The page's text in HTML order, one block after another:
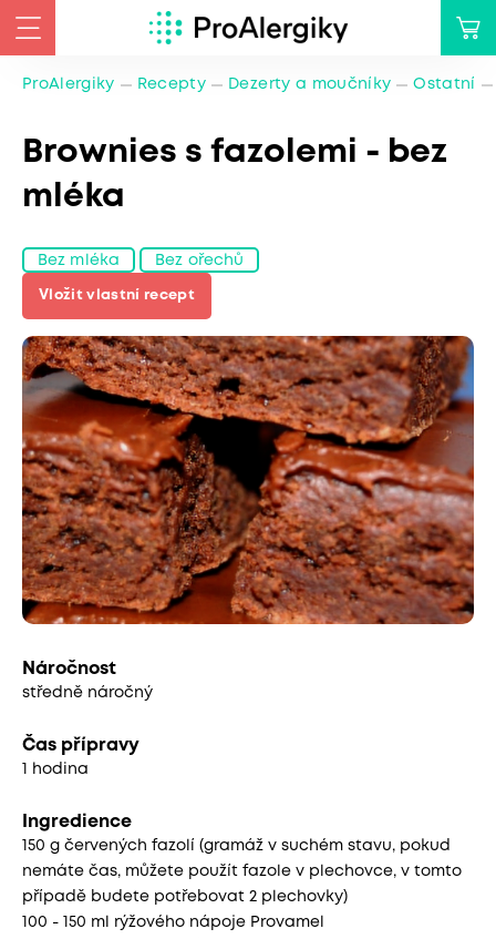
ProAlergiky Recepty Dezerty a moučníky Ostatní
Brownies s fazolemi - bez
mléka
Bez mléka Bez ořechů
Vložit vlastní recept
Náročnost
středně náročný
Čas přípravy
1 hodina
Ingredience
150 g červených fazolí (gramáž v suchém stavu, pokud
nemáte čas, můžete použít fazole v plechovce, v tomto
případě budete potřebovat 2 plechovky)
100 - 150 ml rýžového nápoje Provamel